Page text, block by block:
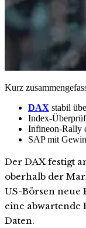
Kurz
DAX stabil
Index-
Infineon-Rally
SAP mit
Der DAX festigt
oberhalb der
US-Börsen
eine abwartende
Daten.